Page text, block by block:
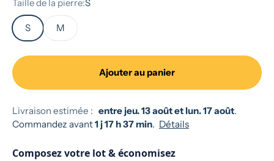
Taille de la pierre:S
S M
Ajouter au panier
Livraison estimée : entre jeu. 13 août et lun. 17 août.
Commandez avant1 j 17 h 37 min. Détails
Composez votre lot & économisez